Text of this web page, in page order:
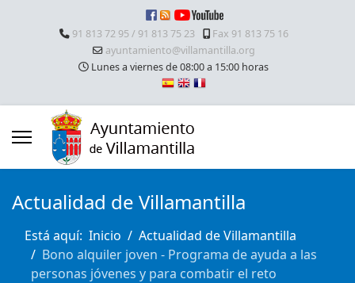
91 813 72 95 / 91 813 75 23
Fax 91 813 75 16
ayuntamiento@villamantilla.org
Lunes a viernes de 08:00 a 15:00 horas
Actualidad de Villamantilla
Está aquí: Inicio
Actualidad de Villamantilla
Bono alquiler joven - Programa de ayuda a las
personas jóvenes y para combatir el reto